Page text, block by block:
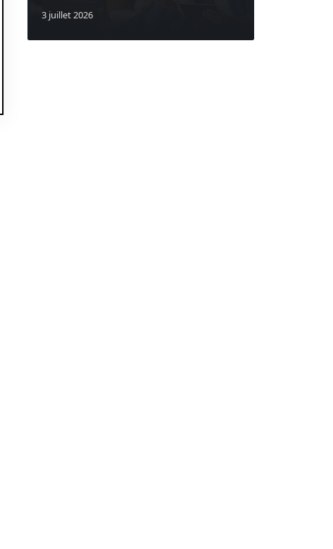
3 juillet 2026